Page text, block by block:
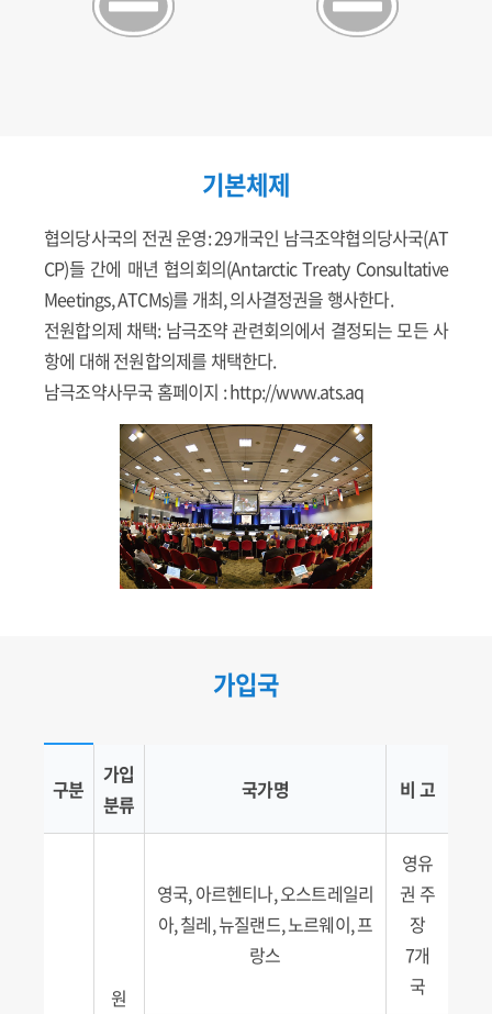
기본체제
협의당사국의 전권 운영: 29개국인 남극조약협의당사국(AT
CP)들 간에 매년 협의회의(Antarctic Treaty Consultative
Meetings, ATCMs)를 개최, 의사결정권을 행사한다.
전원합의제 채택: 남극조약 관련회의에서 결정되는 모든 사
항에 대해 전원합의제를 채택한다.
남극조약사무국 홈페이지 :http://www.ats.aq
가입국
가입국 현황
구분
가입
분류
국가명 비 고
원
영국, 아르헨티나, 오스트레일리
아, 칠레, 뉴질랜드, 노르웨이, 프
랑스
영유
권 주
장
7개
국